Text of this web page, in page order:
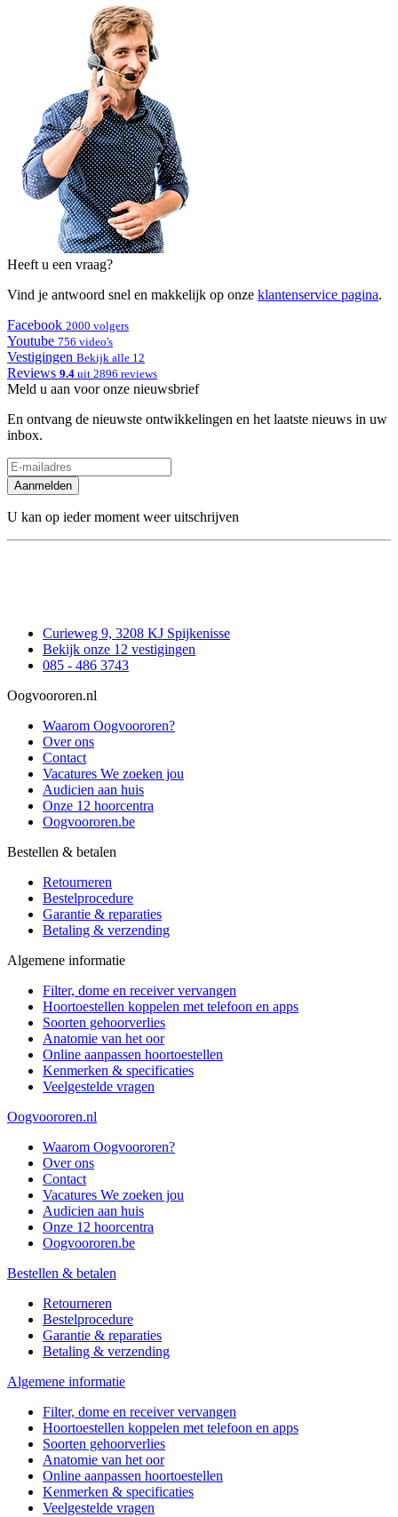
Heeft u een vraag?
Vind je antwoord snel en makkelijk op onze klantenservice pagina.
Facebook 2000 volgers
Youtube 756 video's
Vestigingen Bekijk alle 12
Reviews 9.4 uit 2896 reviews
Meld u aan voor onze nieuwsbrief
En ontvang de nieuwste ontwikkelingen en het laatste nieuws in uw
inbox.
Aanmelden
U kan op ieder moment weer uitschrijven
Curieweg 9, 3208 KJ Spijkenisse
Bekijk onze 12 vestigingen
085 - 486 3743
Oogvoororen.nl
Waarom Oogvoororen?
Over ons
Contact
Vacatures We zoeken jou
Audicien aan huis
Onze 12 hoorcentra
Oogvoororen.be
Bestellen & betalen
Retourneren
Bestelprocedure
Garantie & reparaties
Betaling & verzending
Algemene informatie
Filter, dome en receiver vervangen
Hoortoestellen koppelen met telefoon en apps
Soorten gehoorverlies
Anatomie van het oor
Online aanpassen hoortoestellen
Kenmerken & specificaties
Veelgestelde vragen
Oogvoororen.nl
Waarom Oogvoororen?
Over ons
Contact
Vacatures We zoeken jou
Audicien aan huis
Onze 12 hoorcentra
Oogvoororen.be
Bestellen & betalen
Retourneren
Bestelprocedure
Garantie & reparaties
Betaling & verzending
Algemene informatie
Filter, dome en receiver vervangen
Hoortoestellen koppelen met telefoon en apps
Soorten gehoorverlies
Anatomie van het oor
Online aanpassen hoortoestellen
Kenmerken & specificaties
Veelgestelde vragen